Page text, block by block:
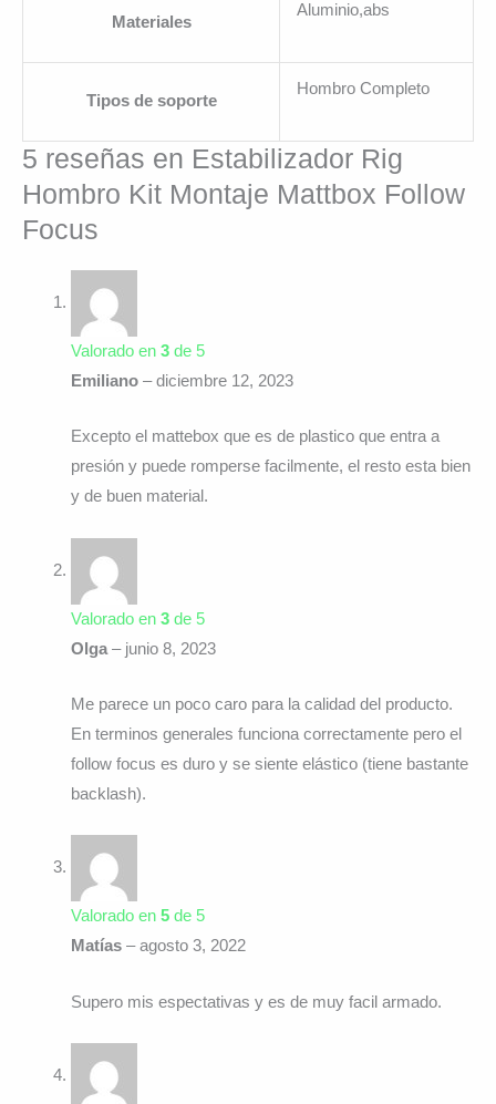
Materiales
Aluminio,abs
Tipos de soporte
Hombro Completo
5 reseñas en Estabilizador Rig
Hombro Kit Montaje Mattbox Follow
Focus
Valorado en 3de 5
Emiliano – diciembre 12, 2023
Excepto el mattebox que es de plastico que entra a
presión y puede romperse facilmente, el resto esta bien
y de buen material.
Valorado en 3de 5
Olga – junio 8, 2023
Me parece un poco caro para la calidad del producto.
En terminos generales funciona correctamente pero el
follow focus es duro y se siente elástico (tiene bastante
backlash).
Valorado en 5de 5
Matías – agosto 3, 2022
Supero mis espectativas y es de muy facil armado.